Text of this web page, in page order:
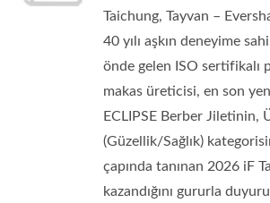
Taichung, Tayvan –
40 yılı aşkın deneyime
önde gelen ISO sertifikalı
makas üreticisi, en son
ECLIPSE Berber Jiletinin,
(Güzellik/Sağlık)
çapında tanınan 2026 iF
kazandığını gururla